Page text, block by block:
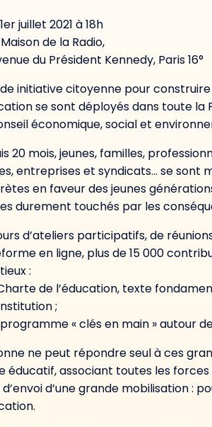
juillet 2021 à 18h
de la Radio,
du Président Kennedy, Paris 16°
initiative citoyenne pour
se sont déployés dans toute
économique, social et
20 mois, jeunes, familles,
entreprises et syndicats… se sont
en faveur des jeunes
durement touchés par les
d’ateliers participatifs, de
en ligne, plus de 15 000
:
de l’éducation, texte
;
« clés en main » autour
ne peut répondre seul à ces
éducatif, associant toutes les forces
d’une grande mobilisation :